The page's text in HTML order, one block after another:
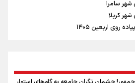
سامرا
کربلا
روی اربعین ۱۴۰۵